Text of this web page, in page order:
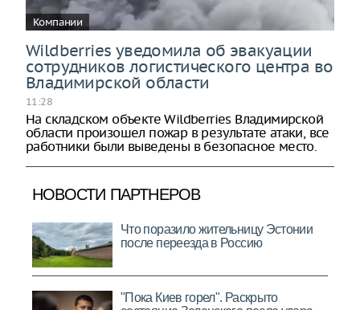
Компании
Wildberries уведомила об эвакуации
сотрудников логистического центра во
Владимирской области
11:28
На складском объекте Wildberries Владимирской
области произошел пожар в результате атаки, все
работники были выведены в безопасное место.